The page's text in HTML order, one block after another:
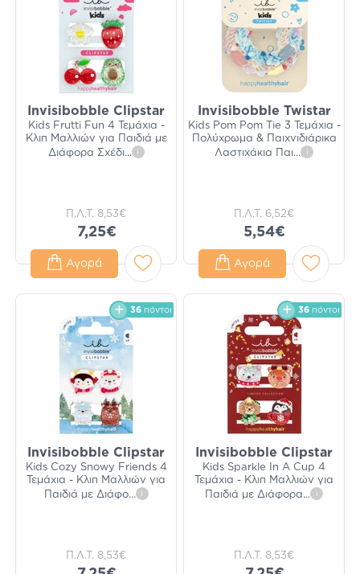
Invisibobble Clipstar
Kids Frutti Fun 4 Τεμάχια -
Κλιπ Μαλλιών για Παιδιά με
Διάφορα Σχέδι... i
Π.Λ.Τ. 8,53€
7,25€
Αγορά
Invisibobble Twistar
Kids Pom Pom Tie 3 Τεμάχια -
Πολύχρωμα & Παιχνιδιάρικα
Λαστιχάκια Παι... i
Π.Λ.Τ. 6,52€
5,54€
Αγορά
36 πόντοι
Invisibobble Clipstar
Kids Cozy Snowy Friends 4
Τεμάχια - Κλιπ Μαλλιών για
Παιδιά με Διάφο... i
Π.Λ.Τ. 8,53€
36 πόντοι
Invisibobble Clipstar
Kids Sparkle In A Cup 4
Τεμάχια - Κλιπ Μαλλιών για
Παιδιά με Διάφορα... i
Π.Λ.Τ. 8,53€